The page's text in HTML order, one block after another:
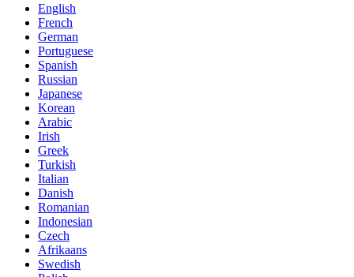
English
French
German
Portuguese
Spanish
Russian
Japanese
Korean
Arabic
Irish
Greek
Turkish
Italian
Danish
Romanian
Indonesian
Czech
Afrikaans
Swedish